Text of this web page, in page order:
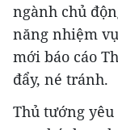
ngành chủ
năng nhiệm
mới báo cáo
đẩy, né tránh.
Thủ tướng